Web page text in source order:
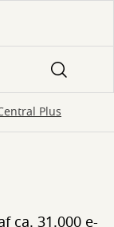
Plus
ca. 31.000 e-